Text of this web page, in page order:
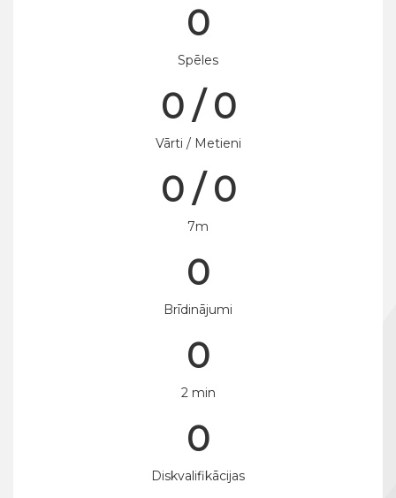
0
Spēles
0 / 0
Vārti / Metieni
0 / 0
7m
0
Brīdinājumi
0
2 min
0
Diskvalifikācijas